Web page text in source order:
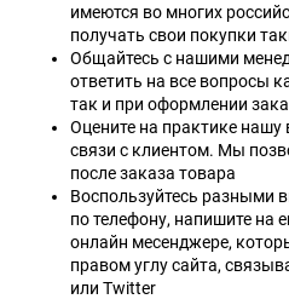
имеются во многих
получать свои покупки
Общайтесь с нашими
ответить на все вопросы
так и при оформлении
Оцените на практике
связи с клиентом. Мы
после заказа товара
Воспользуйтесь разными
по телефону, напишите на
онлайн месенджере,
правом углу сайта,
или Twitter